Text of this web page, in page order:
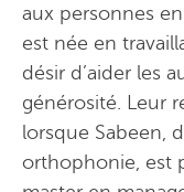
aux personnes
est née en
désir d’aider les
générosité. Leur
lorsque Sabeen,
orthophonie, est